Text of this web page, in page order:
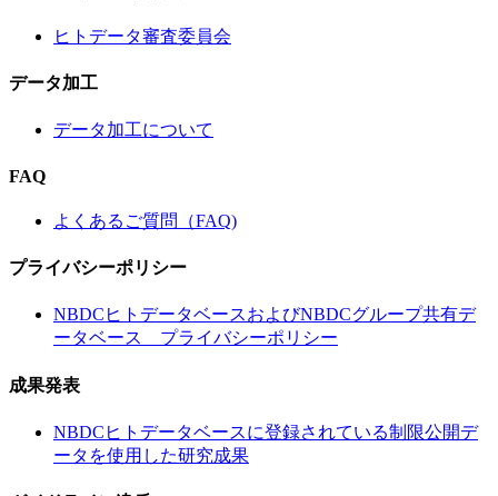
ヒトデータ審査委員会
データ加工
データ加工について
FAQ
よくあるご質問（FAQ)
プライバシーポリシー
NBDCヒトデータベースおよびNBDCグループ共有デ
ータベース プライバシーポリシー
成果発表
NBDCヒトデータベースに登録されている制限公開デ
ータを使用した研究成果